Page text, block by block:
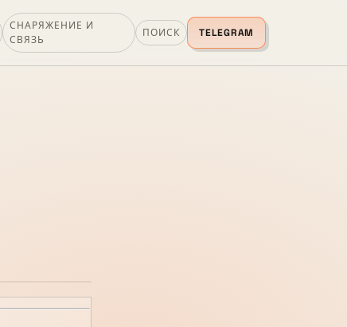
СНАРЯЖЕНИЕ И
СВЯЗЬ
ПОИСК TELEGRAM